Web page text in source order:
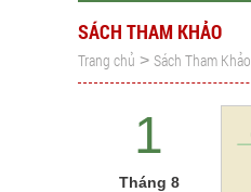
SÁCH THAM KHẢO
Trang chủ > Sách Tham Khảo
1
Tháng 8